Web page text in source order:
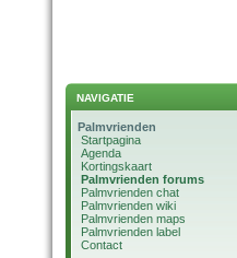
NAVIGATIE
Palmvrienden
Startpagina
Agenda
Kortingskaart
Palmvrienden forums
Palmvrienden chat
Palmvrienden wiki
Palmvrienden maps
Palmvrienden label
Contact